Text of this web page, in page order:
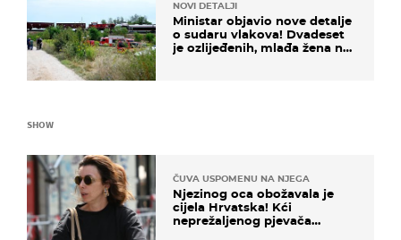
NOVI DETALJI
Ministar objavio nove detalje
o sudaru vlakova! Dvadeset
je ozlijeđenih, mlađa žena na
SHOW
ČUVA USPOMENU NA NJEGA
Njezinog oca obožavala je
cijela Hrvatska! Kći
neprežaljenog pjevača